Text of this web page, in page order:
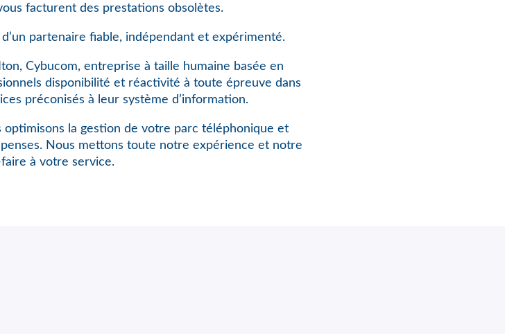
facturent des prestations obsolètes.
partenaire fiable, indépendant et expérimenté.
Cybucom, entreprise à taille humaine basée en
disponibilité et réactivité à toute épreuve dans
préconisés à leur système d’information.
optimisons la gestion de votre parc téléphonique et
Nous mettons toute notre expérience et notre
à votre service.